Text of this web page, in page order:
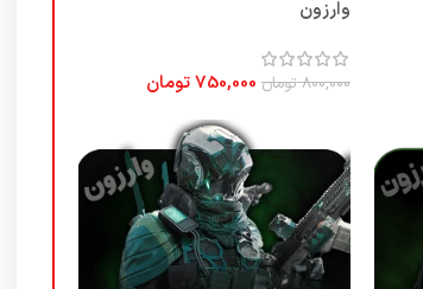
وارزون
800,000تومان 750,000تومان